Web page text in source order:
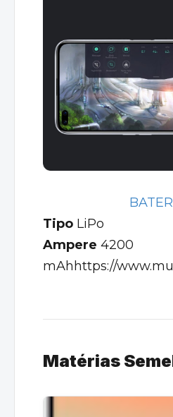
Tipo LiPo
Ampere 4200
mAh https://
Matérias